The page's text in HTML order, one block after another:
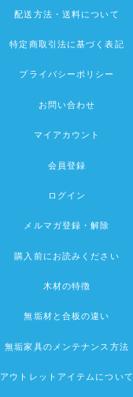
配送方法・送料について
特定商取引法に基づく表記
プライバシーポリシー
お問い合わせ
マイアカウント
会員登録
ログイン
メルマガ登録・解除
購入前にお読みください
木材の特徴
無垢材と合板の違い
無垢家具のメンテナンス方法
アウトレットアイテムについて